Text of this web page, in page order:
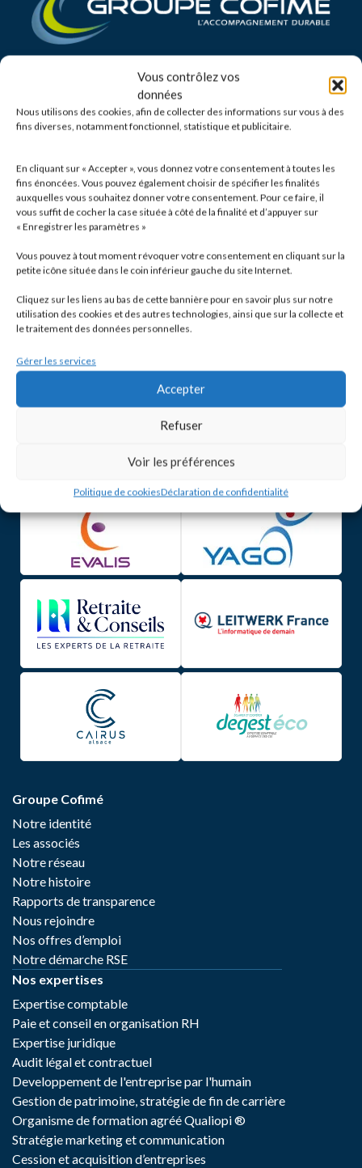
Vous contrôlez vos
données
Nous utilisons des cookies, afin de collecter des informations sur vous à des
fins diverses, notamment fonctionnel, statistique et publicitaire.
En cliquant sur « Accepter », vous donnez votre consentement à toutes les
fins énoncées. Vous pouvez également choisir de spécifier les finalités
auxquelles vous souhaitez donner votre consentement. Pour ce faire, il
vous suffit de cocher la case située à côté de la finalité et d’appuyer sur
« Enregistrer les paramètres »
Vous pouvez à tout moment révoquer votre consentement en cliquant sur la
petite icône située dans le coin inférieur gauche du site Internet.
Cliquez sur les liens au bas de cette bannière pour en savoir plus sur notre
utilisation des cookies et des autres technologies, ainsi que sur la collecte et
le traitement des données personnelles.
Gérer les services
Accepter
Refuser
Voir les préférences
Politique de cookiesDéclaration de confidentialité
5, rue de Bertrand Monnet
CS 10034
Tel.03 89 22 99 00
Contactez-nous
Groupe Cofimé
Notre identité
Les associés
Notre réseau
Notre histoire
Rapports de transparence
Nous rejoindre
Nos offres d’emploi
Notre démarche RSE
Nos expertises
Expertise comptable
Paie et conseil en organisation RH
Expertise juridique
Audit légal et contractuel
Developpement de l'entreprise par l'humain
Gestion de patrimoine, stratégie de fin de carrière
Organisme de formation agréé Qualiopi ®
Stratégie marketing et communication
Cession et acquisition d’entreprises